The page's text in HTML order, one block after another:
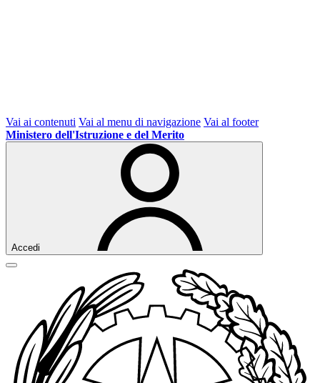
Vai ai contenuti Vai al menu di navigazione Vai al footer
Ministero dell'Istruzione e del Merito
Accedi